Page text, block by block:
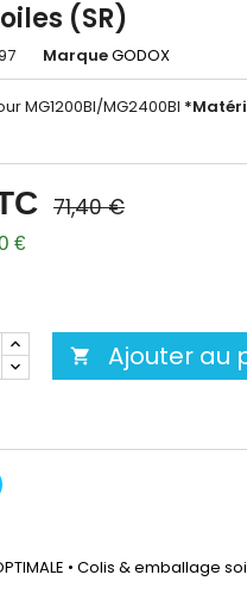
(SR)
MarqueGODOX
MG1200BI/MG2400BI
71,40 €
€
 Ajouter au
• Colis & emballage